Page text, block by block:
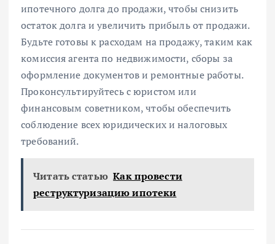
ипотечного долга до продажи, чтобы снизить
остаток долга и увеличить прибыль от продажи.
Будьте готовы к расходам на продажу, таким как
комиссия агента по недвижимости, сборы за
оформление документов и ремонтные работы.
Проконсультируйтесь с юристом или
финансовым советником, чтобы обеспечить
соблюдение всех юридических и налоговых
требований.
Читать статью Как провести
реструктуризацию ипотеки